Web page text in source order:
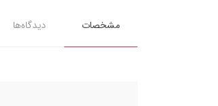
مشخصات دیدگاه‌ها